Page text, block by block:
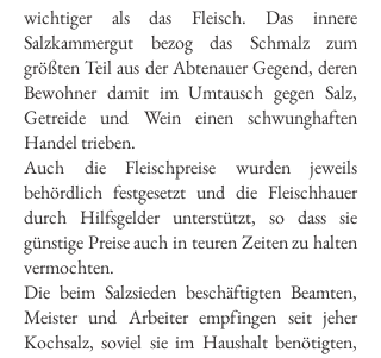
wichtiger als das Fleisch. Das innere
Salzkammergut bezog das Schmalz zum
größten Teil aus der Abtenauer Gegend, deren
Bewohner damit im Umtausch gegen Salz,
Getreide und Wein einen schwunghaften
Handel trieben.
Auch die Fleischpreise wurden jeweils
behördlich festgesetzt und die Fleischhauer
durch Hilfsgelder unterstützt, so dass sie
günstige Preise auch in teuren Zeiten zu halten
vermochten.
Die beim Salzsieden beschäftigten Beamten,
Meister und Arbeiter empfingen seit jeher
Kochsalz, soviel sie im Haushalt benötigten,